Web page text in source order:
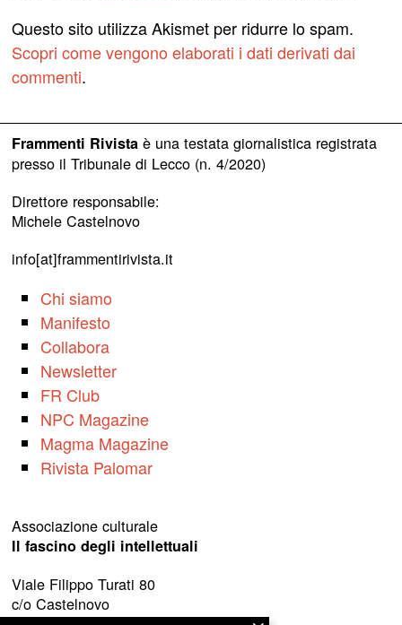
Questo sito utilizza Akismet per ridurre lo spam.
Scopri come vengono elaborati i dati derivati dai
commenti.
Frammenti Rivistaè una testata giornalistica registrata
presso il Tribunale di Lecco (n. 4/2020)
Direttore responsabile:
Michele Castelnovo
info[at]frammentirivista.it
Chi siamo
Manifesto
Collabora
Newsletter
FR Club
NPC Magazine
Magma Magazine
Rivista Palomar
Associazione culturale
Il fascino degli intellettuali
Viale Filippo Turati 80
c/o Castelnovo